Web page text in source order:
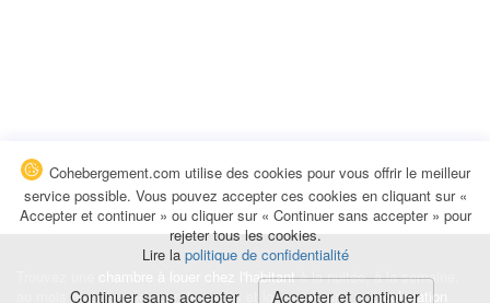
chambre à louer chez l'habitantà la nuitée, à la semaine,
au mois ou à l'année pour de courts et longs séjours, unecolocation
Cohebergement.com utilise des cookies pour vous offrir le meilleur
service possible. Vous pouvez accepter ces cookies en cliquant sur «
Accepter et continuer » ou cliquer sur « Continuer sans accepter » pour
rejeter tous les cookies.
Lire la politique de confidentialité
Continuer sans accepter Accepter et continuer